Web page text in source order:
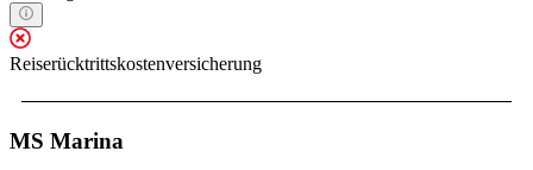
Reiserücktrittskostenversicherung
MS Marina